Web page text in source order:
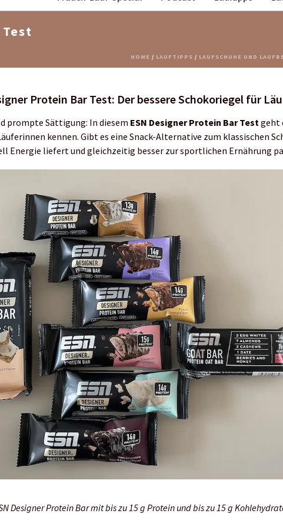
HOME / LAUFTIPPS / LAUFSCHUHE UND
Protein Bar Test: Der bessere Schokoriegel für
prompte Sättigung: In diesem ESN Designer Protein Bar Testgeht
kennen. Gibt es eine Snack-Alternative zum klassischen
Energie liefert und gleichzeitig besser zur sportlichen Ernährung
Designer Protein Bar mit bis zu 15 g Protein und bis zu 15 g